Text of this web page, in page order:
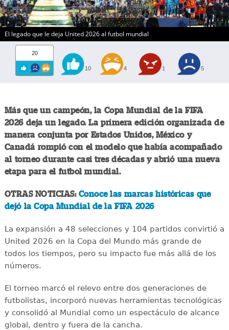
El legado que le deja United 2026 al futbol mundial
20
10 4 1 5
Más que un campeón, la Copa Mundial de la FIFA
2026 deja un legado. La primera edición organizada de
manera conjunta por Estados Unidos, México y
Canadá rompió con el modelo que había acompañado
al torneo durante casi tres décadas y abrió una nueva
etapa para el futbol mundial.
OTRAS NOTICIAS: Conoce las marcas históricas que
dejó la Copa Mundial de la FIFA 2026
La expansión a 48 selecciones y 104 partidos convirtió a
United 2026 en la Copa del Mundo más grande de
todos los tiempos, pero su impacto fue más allá de los
números.
El torneo marcó el relevo entre dos generaciones de
futbolistas, incorporó nuevas herramientas tecnológicas
y consolidó al Mundial como un espectáculo de alcance
global, dentro y fuera de la cancha.